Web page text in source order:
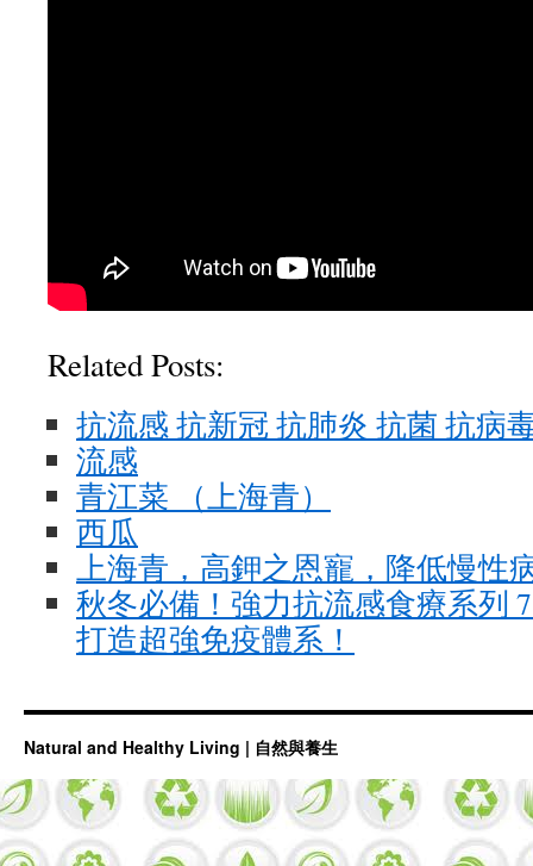
Related Posts:
抗流感 抗新冠 抗肺炎 抗菌 抗病
流感
青江菜 （上海青）
西瓜
上海青，高鉀之恩寵，降低慢性
秋冬必備！強力抗流感食療系列
打造超強免疫體系！
Natural and Healthy Living | 自然與養生